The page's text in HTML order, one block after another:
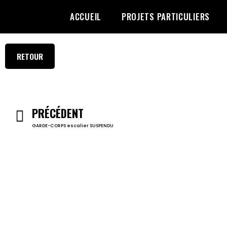
ACCUEIL PROJETS PARTICULIERS
RETOUR
PRÉCÉDENT
GARDE-CORPS escalier SUSPENDU